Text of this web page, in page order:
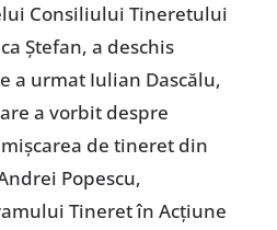
Consiliului Tineretului
Ştefan, a deschis
a urmat Iulian Dascălu,
a vorbit despre
de tineret din
Popescu,
Tineret în Acţiune